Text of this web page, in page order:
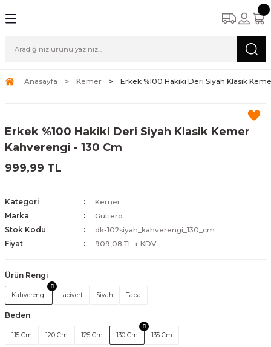
Anasayfa Kemer Erkek %100 Hakiki Deri Siyah Klasik
Erkek %100 Hakiki Deri Siyah Klasik Kemer
Kahverengi - 130 Cm
999,99 TL
Kategori
Kemer
Marka
Gutiero
Stok Kodu
dk-102siyah_kahverengi_130_cm
Fiyat
909,08 TL + KDV
Ürün Rengi
Kahverengi Lacivert Siyah Taba
Beden
115 Cm 120 Cm 125 Cm 130 Cm 135 Cm